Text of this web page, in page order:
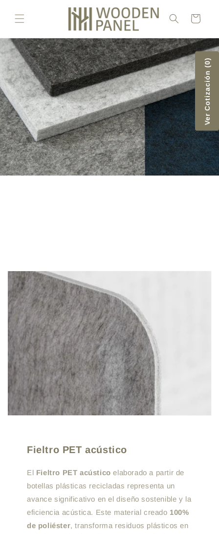
al contenido
Carrito
Fieltro PET acústico
El Fieltro PET acústicoelaborado a partir de
botellas plásticas recicladas representa un
avance significativo en el diseño sostenible y la
eficiencia acústica. Este material creado 100%
de poliéster, transforma residuos plásticos en
Ver Cotización (0)